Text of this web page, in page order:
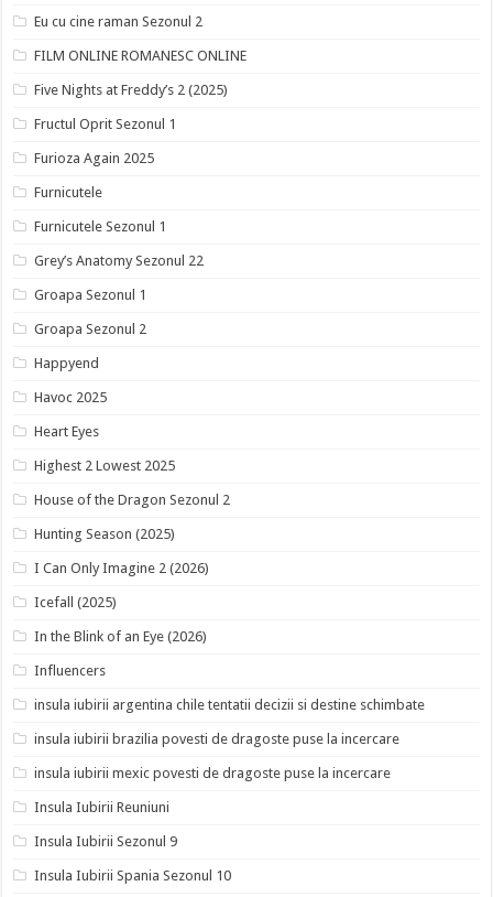
Eu cu cine raman Sezonul 2
FILM ONLINE ROMANESC ONLINE
Five Nights at Freddy’s 2 (2025)
Fructul Oprit Sezonul 1
Furioza Again 2025
Furnicutele
Furnicutele Sezonul 1
Grey’s Anatomy Sezonul 22
Groapa Sezonul 1
Groapa Sezonul 2
Happyend
Havoc 2025
Heart Eyes
Highest 2 Lowest 2025
House of the Dragon Sezonul 2
Hunting Season (2025)
I Can Only Imagine 2 (2026)
Icefall (2025)
In the Blink of an Eye (2026)
Influencers
insula iubirii argentina chile tentatii decizii si destine schimbate
insula iubirii brazilia povesti de dragoste puse la incercare
insula iubirii mexic povesti de dragoste puse la incercare
Insula Iubirii Reuniuni
Insula Iubirii Sezonul 9
Insula Iubirii Spania Sezonul 10